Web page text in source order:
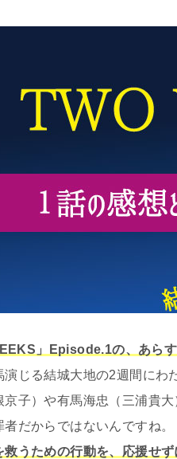
」Episode.1の、あら
演じる結城大地の2週間にわ
京子）や有馬海忠（三浦貴
だからではないんですね。
救うための行動を、応援せ